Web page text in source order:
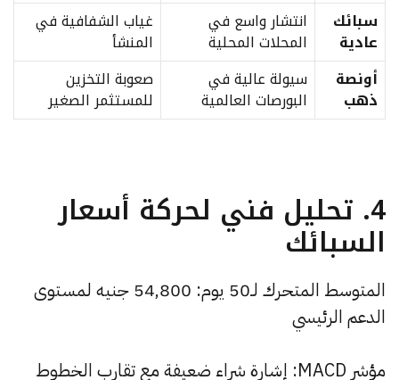
سبائك
عادية
انتشار واسع في
المحلات المحلية
غياب الشفافية في
المنشأ
أونصة
ذهب
سيولة عالية في
البورصات العالمية
صعوبة التخزين
للمستثمر الصغير
4. تحليل فني لحركة أسعار
السبائك
المتوسط المتحرك لـ50 يوم: 54,800 جنيه لمستوى
الدعم الرئيسي
مؤشر MACD: إشارة شراء ضعيفة مع تقارب الخطوط